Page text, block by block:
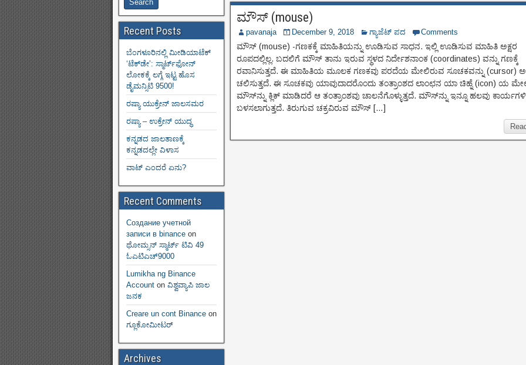
ಮೌಸ್ (mouse)
pavanaja December 9, 2018 ಗ್ಯಾಜೆಟ್ ಪದ Comments
ಮೌಸ್ (mouse) -ಗಣಕಕ್ಕೆ ಮಾಹಿತಿಯನ್ನು ಊಡಿಸುವ ಸಾಧನ. ಇಲ್ಲಿ ಊಡಿಸುವ ಮಾಹಿತಿ ಅಕ್ಷರ
ರೂಪದಲ್ಲಿಲ್ಲ. ಬದಲಿಗೆ ಮೌಸ್ ತಾನು ಇರುವ ಸ್ಥಳದ ನಿರ್ದೇಶನಾಂಕ (coordinates) ವನ್ನು ಗಣಕ್ಕೆ
ರವಾನಿಸುತ್ತದೆ. ಈ ಮಾಹಿತಿಯ ಮೂಲಕ ಗಣಕವು ಪರದೆಯ ಮೇಲಿರುವ ಸೂಚಕವನ್ನು (cursor)
ಚಲಿಸುತ್ತದೆ. ಈ ಸೂಚಕವು ಯಾವುದಾದರೊಂದು ತಂತ್ರಾಂಶದ ಲಾಂಛನ ಯಾ ಚಿಹ್ನೆ (icon) ಯ
ಮೌಸ್‌ನ್ನು ಕ್ಲಿಕ್ ಮಾಡಿದರೆ ಆ ತಂತ್ರಾಂಶವು ಚಾಲನೆಗೊಳ್ಳುತ್ತದೆ. ಮೌಸ್‌ನ್ನು ಇನ್ನೂ ಹಲವು
ಬಳಸಲಾಗುತ್ತದೆ. ತಿರುಗುವ ಚಕ್ರವಿರುವ ಮೌಸ್ […]
Recent Posts
ಬೆಂಗಳೂರಿನಲ್ಲಿ ಮೀಡಿಯಾಟೆಕ್‌
‘ಟೆಕ್‌ಡೇ’: ಸ್ಮಾರ್ಟ್‌ಫೋನ್
ಲೋಕಕ್ಕೆ ಲಗ್ಗೆ ಇಟ್ಟ ಹೊಸ
ಡೈಮನ್ಸಿಟಿ 9500!
ರಷ್ಯಾ ಯುಕ್ರೇನ್ ಜಾಲಸಮರ
ರಷ್ಯಾ – ಉಕ್ರೇನ್ ಯುದ್ಧ
ಕನ್ನಡದ ಜಾಲತಾಣಕ್ಕೆ
ಕನ್ನಡದಲ್ಲೇ ವಿಳಾಸ
ವಾಟ್ ಎಂದರೆ ಏನು?
Recent Comments
Создание учетной
записи в binance on
ಥೋಮ್ಸನ್ ಸ್ಮಾರ್ಟ್‌ ಟಿವಿ 49
ಓಎಟಿಎಚ್9000
Lumikha ng Binance
Account on ವಿಶ್ವವ್ಯಾಪಿ ಜಾಲ
ಜನಕ
Creare un cont Binance on
ಗ್ಲೂಕೋಮೀಟರ್
Archives